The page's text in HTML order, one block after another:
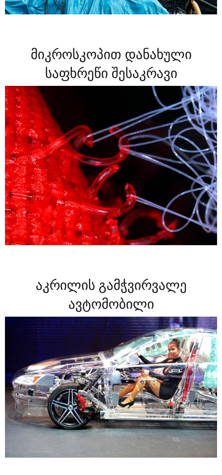
მიკროსკოპით დანახული
საფხრეწი შესაკრავი
აკრილის გამჭვირვალე
ავტომობილი